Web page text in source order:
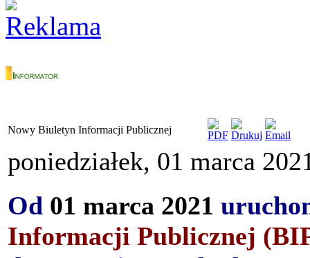
Nowy Biuletyn Informacji Publicznej
poniedziałek, 01 marca
Od 01 marca 2021
Informacji Publicznej